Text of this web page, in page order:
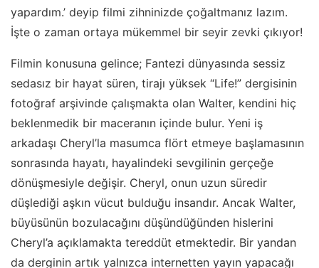
yapardım.’ deyip filmi zihninizde çoğaltmanız lazım.
İşte o zaman ortaya mükemmel bir seyir zevki çıkıyor!
Filmin konusuna gelince; Fantezi dünyasında sessiz
sedasız bir hayat süren, tirajı yüksek “Life!” dergisinin
fotoğraf arşivinde çalışmakta olan Walter, kendini hiç
beklenmedik bir maceranın içinde bulur. Yeni iş
arkadaşı Cheryl’la masumca flört etmeye başlamasının
sonrasında hayatı, hayalindeki sevgilinin gerçeğe
dönüşmesiyle değişir. Cheryl, onun uzun süredir
düşlediği aşkın vücut bulduğu insandır. Ancak Walter,
büyüsünün bozulacağını düşündüğünden hislerini
Cheryl’a açıklamakta tereddüt etmektedir. Bir yandan
da derginin artık yalnızca internetten yayın yapacağı